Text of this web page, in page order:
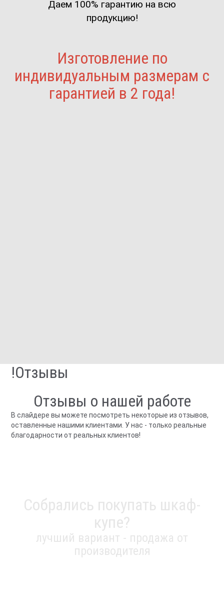
Даем 100% гарантию на всю
продукцию!
Изготовление по
индивидуальным размерам с
гарантией в 2 года!
!Отзывы
Отзывы о нашей работе
В слайдере вы можете посмотреть некоторые из отзывов,
оставленные нашими клиентами. У нас - только реальные
благодарности от реальных клиентов!
Собрались покупать шкаф-
купе?
лучший вариант - продажа от
производителя